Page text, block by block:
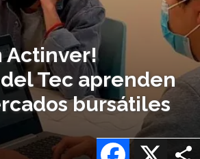
Actinver!
Tec aprenden
bursátiles
X
Facebook